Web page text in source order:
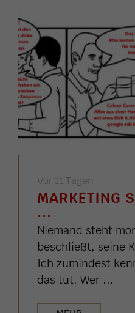
Vor 11 Tagen
MARKETING
...
Niemand steht
beschließt, seine
Ich zumindest
das tut. Wer ...